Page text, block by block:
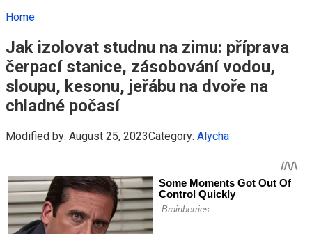
Home
Jak izolovat studnu na zimu: příprava
čerpací stanice, zásobování vodou,
sloupu, kesonu, jeřábu na dvoře na
chladné počasí
Modified by: August 25, 2023Category: Alycha